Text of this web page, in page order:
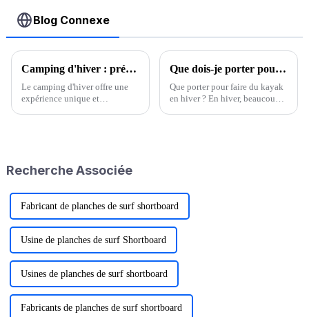
Blog Connexe
Camping d'hiver : préparez-vous pour une aventure glaciale
Le camping d'hiver offre une
expérience unique et
Que dois-je porter pour faire du kayak en hiver
Que porter pour faire du kayak
en hiver ? En hiver, beaucoup
Recherche Associée
Fabricant de planches de surf shortboard
Usine de planches de surf Shortboard
Usines de planches de surf shortboard
Fabricants de planches de surf shortboard